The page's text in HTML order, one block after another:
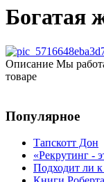
Богатая
Описание Мы
товаре
Популярное
Тапскотт Дон
«Рекрутинг -
Подходит ли